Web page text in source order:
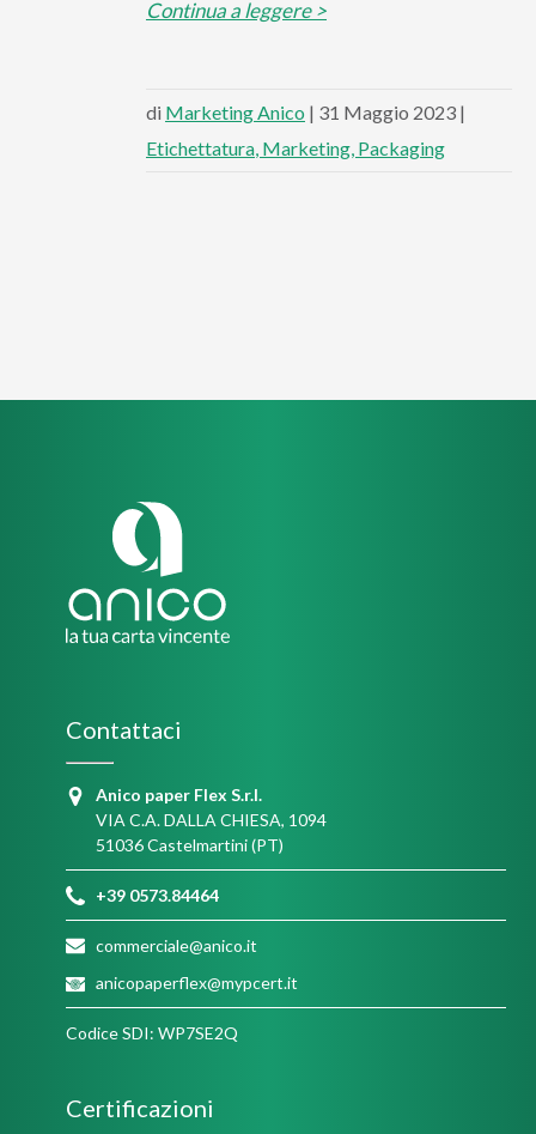
Continua a leggere >
di Marketing Anico | 31 Maggio 2023 |
Etichettatura Marketing Packaging
Contattaci
Anico paper Flex S.r.l.
VIA C.A. DALLA CHIESA, 1094
51036 Castelmartini (PT)
+39 0573.84464
commerciale@anico.it
anicopaperflex@mypcert.it
Codice SDI: WP7SE2Q
Certificazioni